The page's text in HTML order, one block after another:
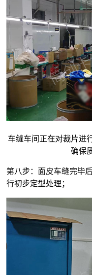
车缝车间正在对裁片进
确保
第八步：面皮车缝完毕
行初步定型处理；